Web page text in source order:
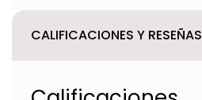
CALIFICACIONES Y RESEÑAS